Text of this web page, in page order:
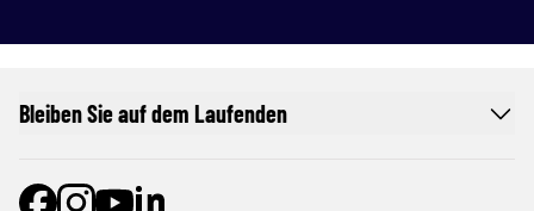
Bleiben Sie auf dem Laufenden